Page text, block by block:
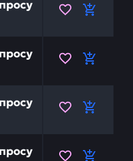
это инвестиция в
инвестиция в
инвестиция в